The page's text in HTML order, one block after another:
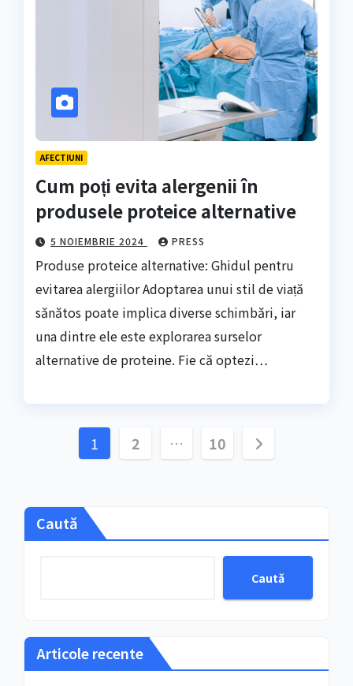
AFECTIUNI
Cum poți evita alergenii în
produsele proteice alternative
5 NOIEMBRIE 2024 PRESS
Produse proteice alternative: Ghidul pentru
evitarea alergiilor Adoptarea unui stil de viață
sănătos poate implica diverse schimbări, iar
una dintre ele este explorarea surselor
alternative de proteine. Fie că optezi…
Paginație
1 2 … 10
Caută
Caută
Articole recente